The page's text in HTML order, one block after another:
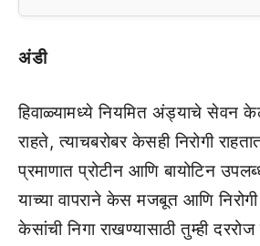
अंडी
हिवाळ्यामध्ये नियमित अंड्याचे सेवन
राहते, त्याचबरोबर केसही निरोगी
प्रमाणात प्रोटीन आणि बायोटिन
याच्या वापराने केस मजबूत आणि
केसांची निगा राखण्यासाठी तुम्ही